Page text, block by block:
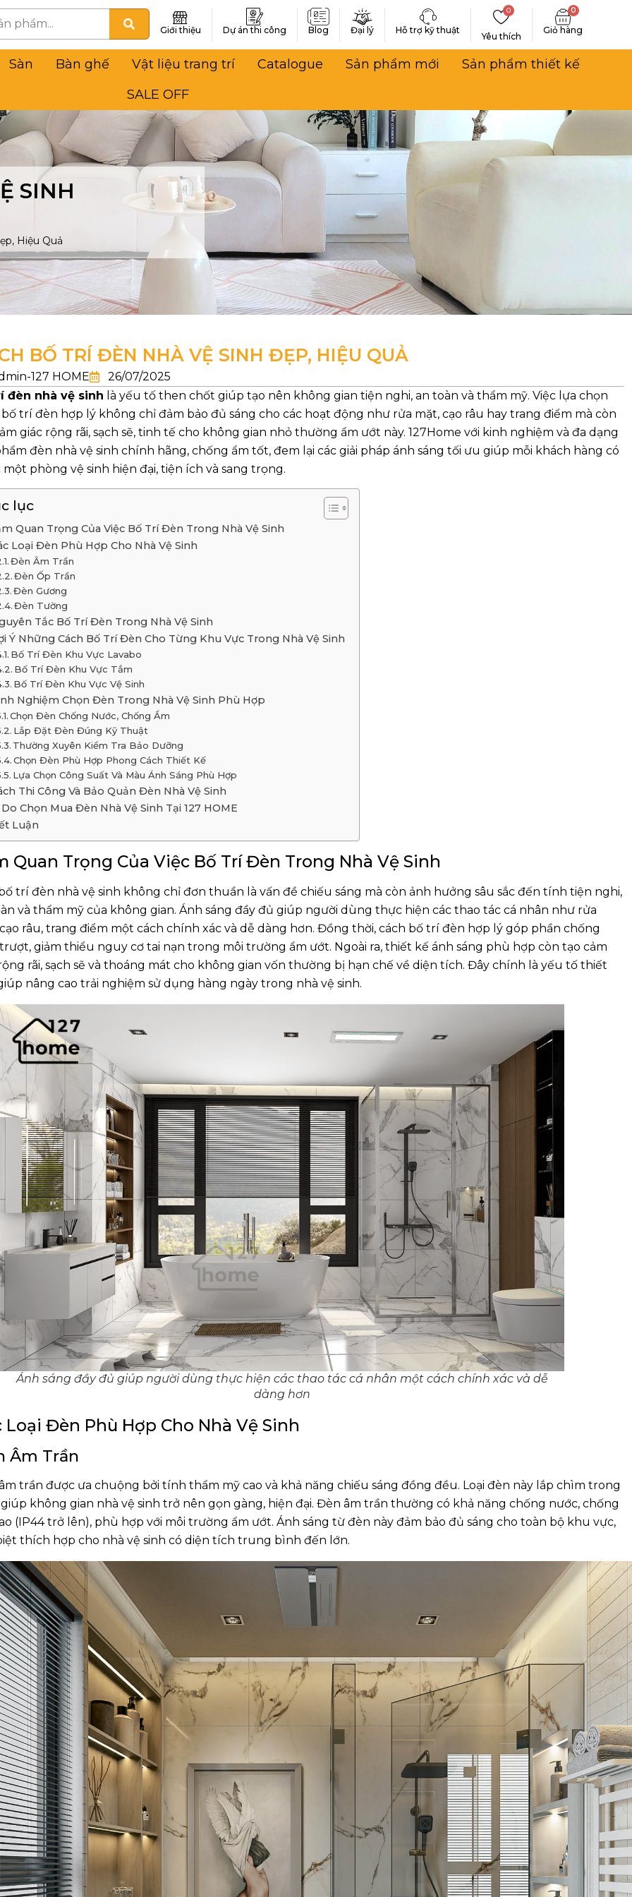
Giới thiệu Dự án thi công Blog Đại lý Hỗ trợ kỹ thuật
Yêu thích
0 0
Sàn Bàn ghế Vật liệu trang trí Catalogue Sản phẩm mới
Sản phẩm thiết kế
SALE OFF
SINH
Hiệu Quả
BỐ TRÍ ĐÈN NHÀ VỆ SINH ĐẸP, HIỆU QUẢ
127 HOME
26/07/2025
đèn nhà vệ sinh là yếu tố then chốt giúp tạo nên không gian tiện nghi, an toàn và thẩm mỹ. Việc lựa chọn
trí đèn hợp lý không chỉ đảm bảo đủ sáng cho các hoạt động như rửa mặt, cạo râu hay trang điểm mà còn
giác rộng rãi, sạch sẽ, tinh tế cho không gian nhỏ thường ẩm ướt này. 127Home với kinh nghiệm và đa dạng
đèn nhà vệ sinh chính hãng, chống ẩm tốt, đem lại các giải pháp ánh sáng tối ưu giúp mỗi khách hàng có
một phòng vệ sinh hiện đại, tiện ích và sang trọng.
lục
Quan Trọng Của Việc Bố Trí Đèn Trong Nhà Vệ Sinh
Loại Đèn Phù Hợp Cho Nhà Vệ Sinh
Đèn Âm Trần
Đèn Ốp Trần
Đèn Gương
Đèn Tường
Tắc Bố Trí Đèn Trong Nhà Vệ Sinh
Ý Những Cách Bố Trí Đèn Cho Từng Khu Vực Trong Nhà Vệ Sinh
Bố Trí Đèn Khu Vực Lavabo
Bố Trí Đèn Khu Vực Tắm
Bố Trí Đèn Khu Vực Vệ Sinh
Nghiệm Chọn Đèn Trong Nhà Vệ Sinh Phù Hợp
Chọn Đèn Chống Nước, Chống Ẩm
Lắp Đặt Đèn Đúng Kỹ Thuật
Thường Xuyên Kiểm Tra Bảo Dưỡng
Chọn Đèn Phù Hợp Phong Cách Thiết Kế
Lựa Chọn Công Suất Và Màu Ánh Sáng Phù Hợp
Thi Công Và Bảo Quản Đèn Nhà Vệ Sinh
Chọn Mua Đèn Nhà Vệ Sinh Tại 127 HOME
Luận
Quan Trọng Của Việc Bố Trí Đèn Trong Nhà Vệ Sinh
trí đèn nhà vệ sinh không chỉ đơn thuần là vấn đề chiếu sáng mà còn ảnh hưởng sâu sắc đến tính tiện nghi,
và thẩm mỹ của không gian. Ánh sáng đầy đủ giúp người dùng thực hiện các thao tác cá nhân như rửa
râu, trang điểm một cách chính xác và dễ dàng hơn. Đồng thời, cách bố trí đèn hợp lý góp phần chống
giảm thiểu nguy cơ tai nạn trong môi trường ẩm ướt. Ngoài ra, thiết kế ánh sáng phù hợp còn tạo cảm
rãi, sạch sẽ và thoáng mát cho không gian vốn thường bị hạn chế về diện tích. Đây chính là yếu tố thiết
nâng cao trải nghiệm sử dụng hàng ngày trong nhà vệ sinh.
Ánh sáng đầy đủ giúp người dùng thực hiện các thao tác cá nhân một cách chính xác và dễ
dàng hơn
Loại Đèn Phù Hợp Cho Nhà Vệ Sinh
Âm Trần
trần được ưa chuộng bởi tính thẩm mỹ cao và khả năng chiếu sáng đồng đều. Loại đèn này lắp chìm trong
không gian nhà vệ sinh trở nên gọn gàng, hiện đại. Đèn âm trần thường có khả năng chống nước, chống
(IP44 trở lên), phù hợp với môi trường ẩm ướt. Ánh sáng từ đèn này đảm bảo đủ sáng cho toàn bộ khu vực,
thích hợp cho nhà vệ sinh có diện tích trung bình đến lớn.